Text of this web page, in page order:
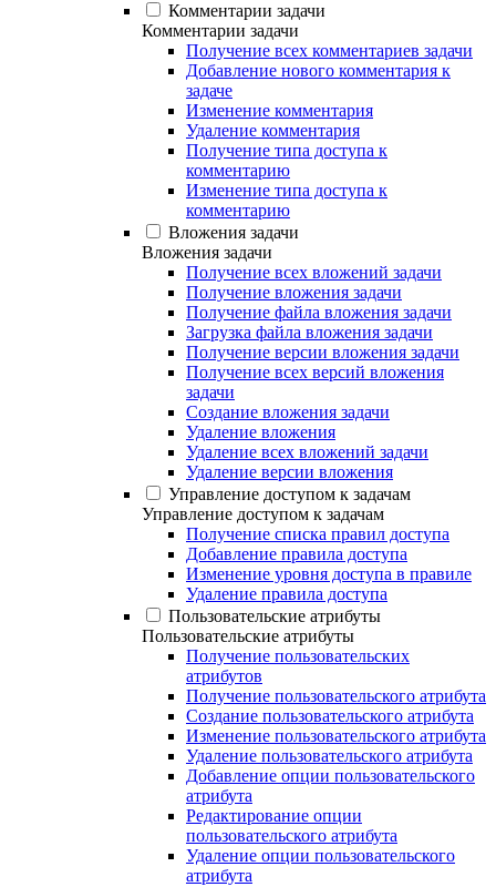
Комментарии задачи
Комментарии задачи
Получение всех комментариев задачи
Добавление нового комментария к
задаче
Изменение комментария
Удаление комментария
Получение типа доступа к
комментарию
Изменение типа доступа к
комментарию
Вложения задачи
Вложения задачи
Получение всех вложений задачи
Получение вложения задачи
Получение файла вложения задачи
Загрузка файла вложения задачи
Получение версии вложения задачи
Получение всех версий вложения
задачи
Создание вложения задачи
Удаление вложения
Удаление всех вложений задачи
Удаление версии вложения
Управление доступом к задачам
Управление доступом к задачам
Получение списка правил доступа
Добавление правила доступа
Изменение уровня доступа в правиле
Удаление правила доступа
Пользовательские атрибуты
Пользовательские атрибуты
Получение пользовательских
атрибутов
Получение пользовательского атрибута
Создание пользовательского атрибута
Изменение пользовательского атрибута
Удаление пользовательского атрибута
Добавление опции пользовательского
атрибута
Редактирование опции
пользовательского атрибута
Удаление опции пользовательского
атрибута